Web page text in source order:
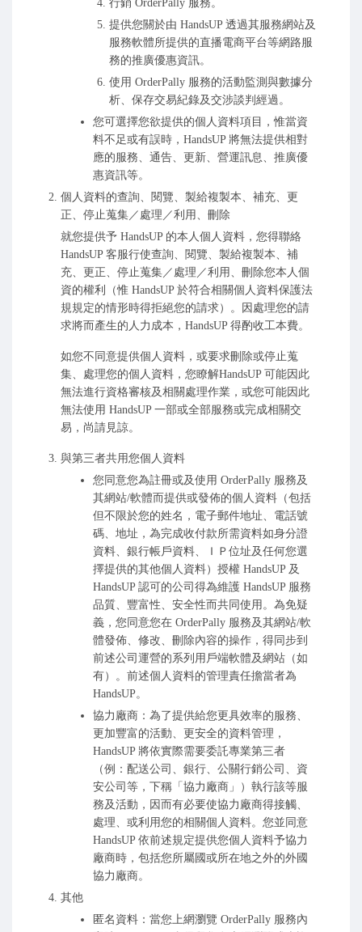
行銷 OrderPally 服務。
提供您關於由 HandsUP 透過其服務網站及
服務軟體所提供的直播電商平台等網路服
務的推廣優惠資訊。
使用 OrderPally 服務的活動監測與數據分
析、保存交易紀錄及交涉談判經過。
您可選擇您欲提供的個人資料項目，惟當資
料不足或有誤時，HandsUP 將無法提供相對
應的服務、通告、更新、營運訊息、推廣優
惠資訊等。
個人資料的查詢、閱覽、製給複製本、補充、更
正、停止蒐集／處理／利用、刪除
就您提供予 HandsUP 的本人個人資料，您得聯絡
HandsUP 客服行使查詢、閱覽、製給複製本、補
充、更正、停止蒐集／處理／利用、刪除您本人個
資的權利（惟 HandsUP 於符合相關個人資料保護法
規規定的情形時得拒絕您的請求）。因處理您的請
求將而產生的人力成本，HandsUP 得酌收工本費。
如您不同意提供個人資料，或要求刪除或停止蒐
集、處理您的個人資料，您瞭解HandsUP 可能因此
無法進行資格審核及相關處理作業，或您可能因此
無法使用 HandsUP 一部或全部服務或完成相關交
易，尚請見諒。
與第三者共用您個人資料
您同意您為註冊或及使用 OrderPally 服務及
其網站/軟體而提供或發佈的個人資料（包括
但不限於您的姓名，電子郵件地址、電話號
碼、地址，為完成收付款所需資料如身分證
資料、銀行帳戶資料、ＩＰ位址及任何您選
擇提供的其他個人資料）授權 HandsUP 及
HandsUP 認可的公司得為維護 HandsUP 服務
品質、豐富性、安全性而共同使用。為免疑
義，您同意您在 OrderPally 服務及其網站/軟
體發佈、修改、刪除內容的操作，得同步到
前述公司運營的系列用戶端軟體及網站（如
有）。前述個人資料的管理責任擔當者為
HandsUP。
協力廠商：為了提供給您更具效率的服務、
更加豐富的活動、更安全的資料管理，
HandsUP 將依實際需要委託專業第三者
（例：配送公司、銀行、公關行銷公司、資
安公司等，下稱「協力廠商」）執行該等服
務及活動，因而有必要使協力廠商得接觸、
處理、或利用您的相關個人資料。您並同意
HandsUP 依前述規定提供您個人資料予協力
廠商時，包括您所屬國或所在地之外的外國
協力廠商。
其他
匿名資料：當您上網瀏覽 OrderPally 服務內